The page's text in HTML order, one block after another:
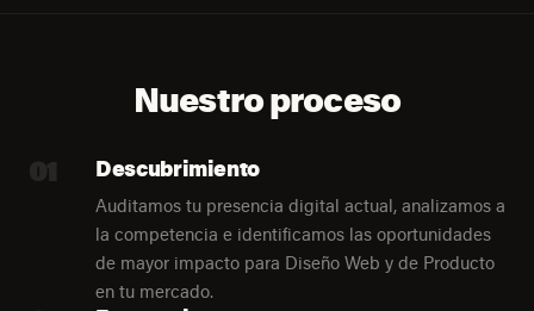
Nuestro proceso
01 Descubrimiento
Auditamos tu presencia digital actual, analizamos a
la competencia e identificamos las oportunidades
de mayor impacto para Diseño Web y de Producto
en tu mercado.